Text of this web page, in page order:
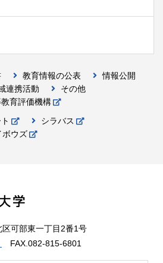
教育情報の公表
情報公開
連携活動
その他
育評価機構
シラバス
ボウズ
可部東一丁目2番1号
FAX.082-815-6801